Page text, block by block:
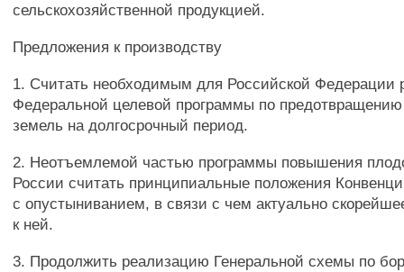
сельскохозяйственной продукцией.
Предложения к производству
1. Считать необходимым для Российской Федерации
Федеральной целевой программы по
земель на долгосрочный период.
2. Неотъемлемой частью программы повышения
России считать принципиальные положения
с опустыниванием, в связи с чем актуально
к ней.
3. Продолжить реализацию Генеральной схемы по